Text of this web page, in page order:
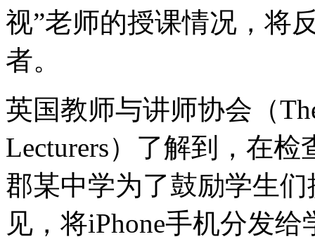
视”老师的授课情况，将
者。
英国教师与讲师协会（
Lecturers）了解到，在
郡某中学为了鼓励学生
见，将iPhone手机分发